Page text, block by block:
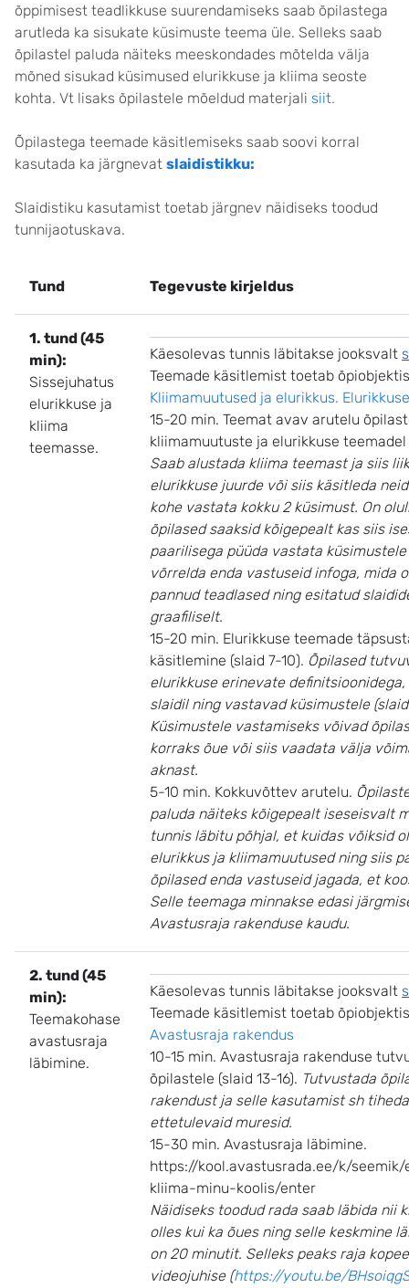
õppimisest teadlikkuse suurendamiseks saab õpilastega
arutleda ka sisukate küsimuste teema üle. Selleks saab
õpilastel paluda näiteks meeskondades mõtelda välja
mõned sisukad küsimused elurikkuse ja kliima seoste
kohta. Vt lisaks õpilastele mõeldud materjali siit.
Õpilastega teemade käsitlemiseks saab soovi korral
kasutada ka järgnevat slaidistikku:
Slaidistiku kasutamist toetab järgnev näidiseks toodud
tunnijaotuskava.
Tund Tegevuste kirjeldus
1. tund (45
min):
Sissejuhatus
elurikkuse ja
kliima
teemasse.
Käesolevas tunnis läbitakse jooksvalt
Teemade käsitlemist toetab
Kliimamuutused ja elurikkus.
15-20 min. Teemat avav arutelu
kliimamuutuste ja elurikkuse teemadel
Saab alustada kliima teemast ja siis
elurikkuse juurde või siis käsitleda
kohe vastata kokku 2 küsimust. On
õpilased saaksid kõigepealt kas siis
paarilisega püüda vastata
võrrelda enda vastuseid infoga, mida
pannud teadlased ning esitatud
graafiliselt.
15-20 min. Elurikkuse teemade
käsitlemine (slaid 7-10). Õpilased
elurikkuse erinevate definitsioonidega,
slaidil ning vastavad küsimustele (slaid
Küsimustele vastamiseks võivad
korraks õue või siis vaadata välja
aknast.
5-10 min. Kokkuvõttev arutelu.
paluda näiteks kõigepealt iseseisvalt
tunnis läbitu põhjal, et kuidas võiksid
elurikkus ja kliimamuutused ning siis
õpilased enda vastuseid jagada, et
Selle teemaga minnakse edasi
Avastusraja rakenduse kaudu.
2. tund (45
min):
Teemakohase
avastusraja
läbimine.
Käesolevas tunnis läbitakse jooksvalt
Teemade käsitlemist toetab
Avastusraja rakendus
10-15 min. Avastusraja rakenduse
õpilastele (slaid 13-16). Tutvustada
rakendust ja selle kasutamist sh
ettetulevaid muresid.
15-30 min. Avastusraja läbimine.
https://kool.avastusrada.ee/k/
kliima-minu-koolis/enter
Näidiseks toodud rada saab läbida nii
olles kui ka õues ning selle keskmine
on 20 minutit. Selleks peaks raja
videojuhise (https://youtu.be/